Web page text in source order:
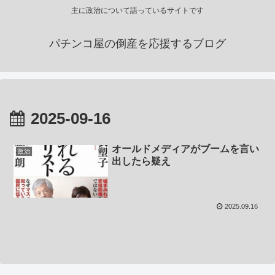
主に政治について語っているサイトです
パチンコ屋の倒産を応援するブログ
2025-09-16
政治
オールドメディアがブームを言い
出したら疑え
2025.09.16